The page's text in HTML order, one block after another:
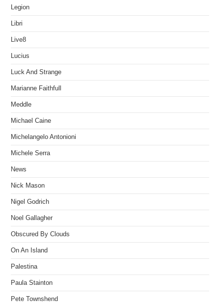
Legion
Libri
Live8
Lucius
Luck And Strange
Marianne Faithfull
Meddle
Michael Caine
Michelangelo Antonioni
Michele Serra
News
Nick Mason
Nigel Godrich
Noel Gallagher
Obscured By Clouds
On An Island
Palestina
Paula Stainton
Pete Townshend